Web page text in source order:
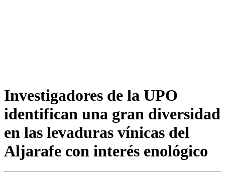
Investigadores de la UPO
identifican una gran diversidad
en las levaduras vínicas del
Aljarafe con interés enológico